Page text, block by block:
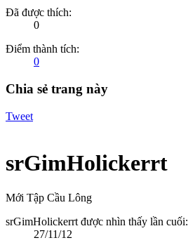
Đã được thích:
0
Điểm thành tích:
0
Chia sẻ trang này
Tweet
srGimHolickerrt
Mới Tập Cầu Lông
srGimHolickerrt được nhìn thấy lần cuối:
27/11/12